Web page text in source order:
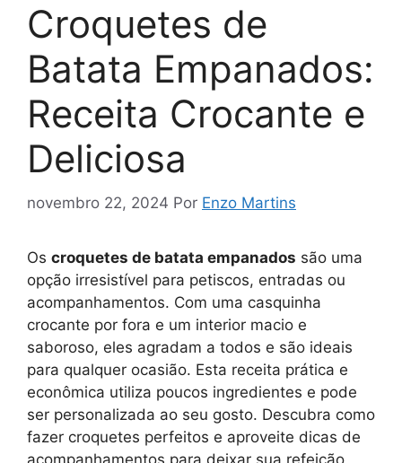
Croquetes de
Batata Empanados:
Receita Crocante e
Deliciosa
novembro 22, 2024 Por Enzo Martins
Os croquetes de batata empanados são uma
opção irresistível para petiscos, entradas ou
acompanhamentos. Com uma casquinha
crocante por fora e um interior macio e
saboroso, eles agradam a todos e são ideais
para qualquer ocasião. Esta receita prática e
econômica utiliza poucos ingredientes e pode
ser personalizada ao seu gosto. Descubra como
fazer croquetes perfeitos e aproveite dicas de
acompanhamentos para deixar sua refeição